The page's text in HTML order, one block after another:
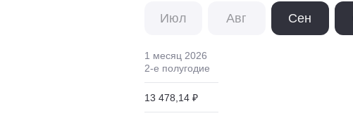
Июл Авг Сен
1 месяц 2026
2-е полугодие
13 478,14 ₽